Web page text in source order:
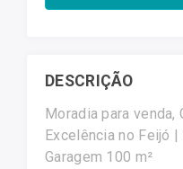
DESCRIÇÃO
Moradia para venda, Contemporânea de
Excelência no Feijó
Garagem 100 m²